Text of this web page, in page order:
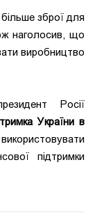
зброї для
наголосив, що
виробництво
Росії
України в
підтримки